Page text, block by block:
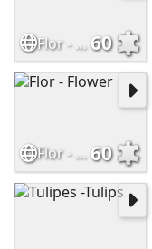
Flor - Flower60
Flor - Flower60